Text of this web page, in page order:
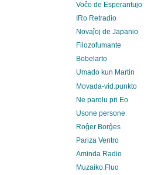
Voĉo de Esperantujo
IRo Retradio
Novaĵoj de Japanio
Filozofumante
Bobelarto
Umado kun Martin
Movada-vid.punkto
Ne parolu pri Eo
Usone persone
Roĝer Borĝes
Pariza Ventro
Aminda Radio
Muzaiko.Fluo